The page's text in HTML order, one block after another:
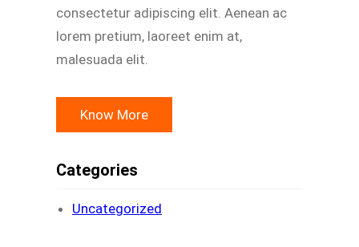
consectetur adipiscing elit. Aenean ac
lorem pretium, laoreet enim at,
malesuada elit.
Know More
Categories
Uncategorized